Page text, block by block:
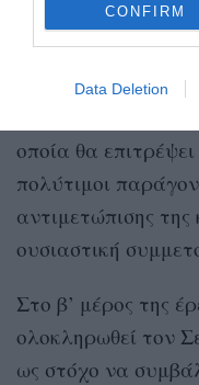
CONFIRM
Data Deletion
αναδεικνύονται
αναδεικνύουν τη
στερεοτύπων και
οποία θα
πολύτιμοι
αντιμετώπισης
ουσιαστική
Στο β’ μέρος της
ολοκληρωθεί τον
ως στόχο να